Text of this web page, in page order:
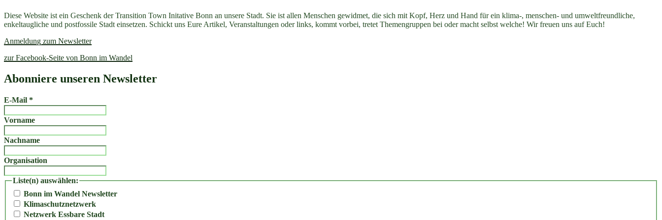
Diese Website ist ein Geschenk der Transition Town Initative Bonn an unsere Stadt. Sie ist allen Menschen gewidmet, die sich mit Kopf, Herz und Hand für ein klima-, menschen- und umweltfreundliche,
enkeltaugliche und postfossile Stadt einsetzen. Schickt uns Eure Artikel, Veranstaltungen oder links, kommt vorbei, tretet Themengruppen bei oder macht selbst welche! Wir freuen uns auf Euch!
Anmeldung zum Newsletter
zur Facebook-Seite von Bonn im Wandel
Abonniere unseren Newsletter
E-Mail *
Vorname
Nachname
Organisation
Liste(n) auswählen:
Bonn im Wandel Newsletter
Klimaschutznetzwerk
Netzwerk Essbare Stadt